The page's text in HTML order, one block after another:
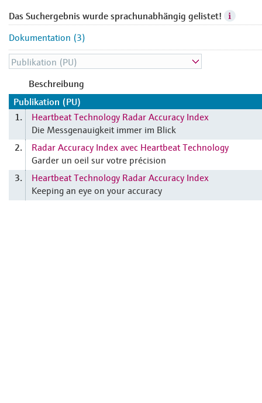
Das Suchergebnis wurde sprachunabhängig gelistet!
Dokumentation (3)
Beschreibung
Publikation (PU)
1.
Heartbeat Technology Radar Accuracy Index
Die Messgenauigkeit immer im Blick
2.
Radar Accuracy Index avec Heartbeat Technology
Garder un oeil sur votre précision
3.
Heartbeat Technology Radar Accuracy Index
Keeping an eye on your accuracy